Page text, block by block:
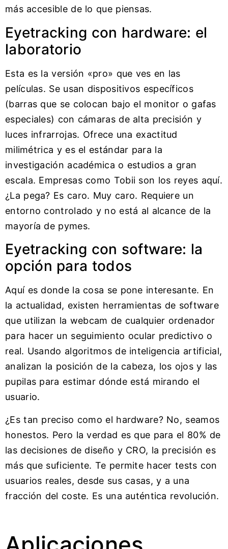
más accesible de lo que piensas.
Eyetracking con hardware: el
laboratorio
Esta es la versión «pro» que ves en las
películas. Se usan dispositivos específicos
(barras que se colocan bajo el monitor o gafas
especiales) con cámaras de alta precisión y
luces infrarrojas. Ofrece una exactitud
milimétrica y es el estándar para la
investigación académica o estudios a gran
escala. Empresas como Tobii son los reyes aquí.
¿La pega? Es caro. Muy caro. Requiere un
entorno controlado y no está al alcance de la
mayoría de pymes.
Eyetracking con software: la
opción para todos
Aquí es donde la cosa se pone interesante. En
la actualidad, existen herramientas de software
que utilizan la webcam de cualquier ordenador
para hacer un seguimiento ocular predictivo o
real. Usando algoritmos de inteligencia artificial,
analizan la posición de la cabeza, los ojos y las
pupilas para estimar dónde está mirando el
usuario.
¿Es tan preciso como el hardware? No, seamos
honestos. Pero la verdad es que para el 80% de
las decisiones de diseño y CRO, la precisión es
más que suficiente. Te permite hacer tests con
usuarios reales, desde sus casas, y a una
fracción del coste. Es una auténtica revolución.